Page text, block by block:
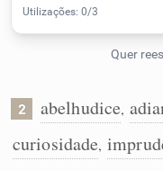
Detector de IA
Humanizador de IA
Cata-letras
2 abelhudice,
curiosidade,